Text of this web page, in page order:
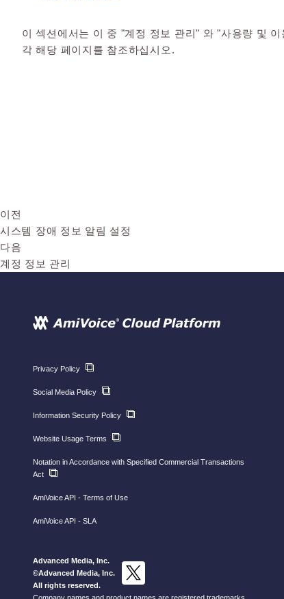
이 섹션에서는 이 중 "계정 정보 관리" 와 "사용량 및
각 해당 페이지를 참조하십시오.
이전
시스템 장애 정보 알림 설정
다음
계정 정보 관리
Privacy Policy
Social Media Policy
Information Security Policy
Website Usage Terms
Notation in Accordance with Specified Commercial Transactions
Act
AmiVoice API - Terms of Use
AmiVoice API - SLA
Advanced Media, Inc.
©Advanced Media, Inc.
All rights reserved.